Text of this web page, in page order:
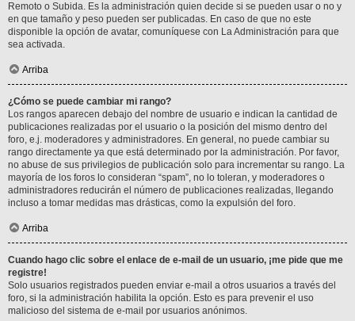
Remoto o Subida. Es la administración quien decide si se pueden usar o no y
en que tamaño y peso pueden ser publicadas. En caso de que no este
disponible la opción de avatar, comuníquese con La Administración para que
sea activada.
Arriba
¿Cómo se puede cambiar mi rango?
Los rangos aparecen debajo del nombre de usuario e indican la cantidad de
publicaciones realizadas por el usuario o la posición del mismo dentro del
foro, e.j. moderadores y administradores. En general, no puede cambiar su
rango directamente ya que está determinado por la administración. Por favor,
no abuse de sus privilegios de publicación solo para incrementar su rango. La
mayoría de los foros lo consideran “spam”, no lo toleran, y moderadores o
administradores reducirán el número de publicaciones realizadas, llegando
incluso a tomar medidas mas drásticas, como la expulsión del foro.
Arriba
Cuando hago clic sobre el enlace de e-mail de un usuario, ¡me pide que me
registre!
Solo usuarios registrados pueden enviar e-mail a otros usuarios a través del
foro, si la administración habilita la opción. Esto es para prevenir el uso
malicioso del sistema de e-mail por usuarios anónimos.